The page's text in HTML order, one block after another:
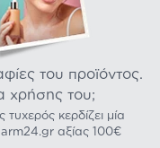
του προϊόντος.
χρήσης του;
κερδίζει μία
αξίας 100€